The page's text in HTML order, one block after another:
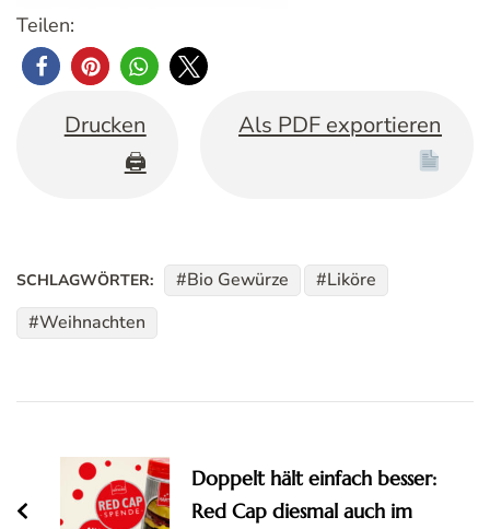
Teilen:
Drucken
🖨
Als PDF exportieren
SCHLAGWÖRTER: Bio Gewürze
Liköre
Weihnachten
Doppelt hält einfach besser:
Red Cap diesmal auch im